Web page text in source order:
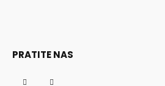
PRATITE NAS